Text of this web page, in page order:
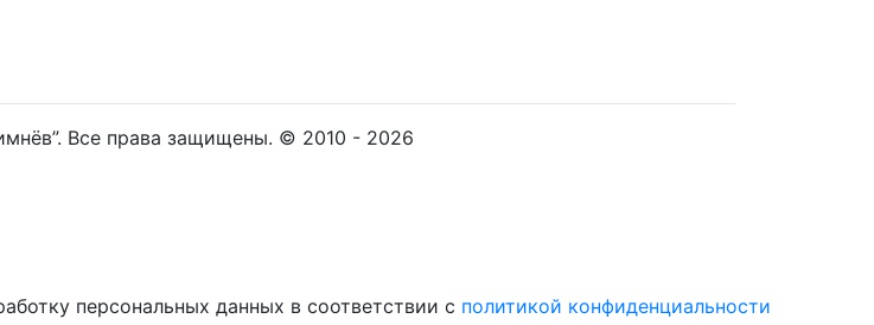
Все права защищены. © 2010 - 2026
персональных данных в соответствии с политикой конфиденциальности